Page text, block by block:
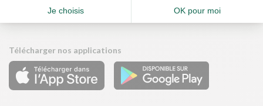
Télécharger nos applications